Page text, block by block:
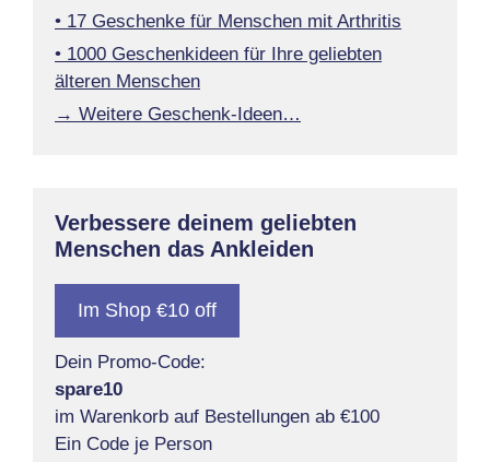
• 17 Geschenke für Menschen mit Arthritis
• 1000 Geschenkideen für Ihre geliebten
älteren Menschen
→ Weitere Geschenk-Ideen…
Verbessere deinem geliebten
Menschen das Ankleiden
Im Shop €10 off
Dein Promo-Code:
spare10
im Warenkorb auf Bestellungen ab €100
Ein Code je Person